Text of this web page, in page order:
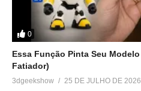
0
Essa Função Pinta Seu
Fatiador)
3dgeekshow 25 DE JULHO DE 2026